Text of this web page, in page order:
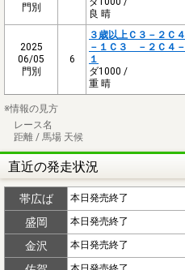
門別
良 晴
2025
06/05
門別
6
３歳以上Ｃ３－２Ｃ４
－１Ｃ３ －２Ｃ４－
１
ダ1000 /
重 晴
※情報の見方
レース名
距離 / 馬場 天候
直近の発走状況
帯広ば 本日発売終了
盛岡 本日発売終了
金沢 本日発売終了